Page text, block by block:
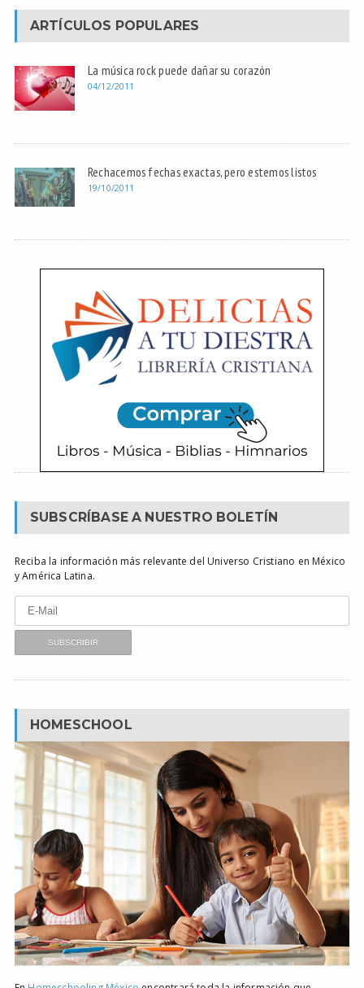
ARTÍCULOS POPULARES
La música rock puede dañar su corazón
04/12/2011
Rechacemos fechas exactas, pero estemos listos
19/10/2011
SUBSCRÍBASE A NUESTRO BOLETÍN
Reciba la información más relevante del Universo Cristiano en México
y América Latina.
HOMESCHOOL